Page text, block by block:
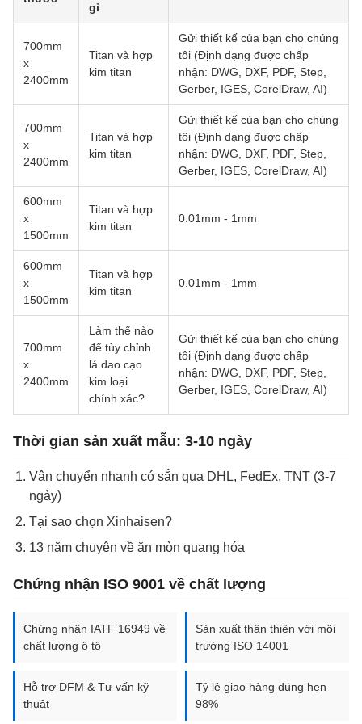
gỉ
700mm
x
2400mm
Titan và hợp
kim titan
Gửi thiết kế của bạn cho chúng
tôi (Định dạng được chấp
nhận: DWG, DXF, PDF, Step,
Gerber, IGES, CorelDraw, AI)
700mm
x
2400mm
Titan và hợp
kim titan
Gửi thiết kế của bạn cho chúng
tôi (Định dạng được chấp
nhận: DWG, DXF, PDF, Step,
Gerber, IGES, CorelDraw, AI)
600mm
x
1500mm
Titan và hợp
kim titan
0.01mm - 1mm
600mm
x
1500mm
Titan và hợp
kim titan
0.01mm - 1mm
700mm
x
2400mm
Làm thế nào
để tùy chỉnh
lá dao cạo
kim loại
chính xác?
Gửi thiết kế của bạn cho chúng
tôi (Định dạng được chấp
nhận: DWG, DXF, PDF, Step,
Gerber, IGES, CorelDraw, AI)
Thời gian sản xuất mẫu: 3-10 ngày
Vận chuyển nhanh có sẵn qua DHL, FedEx, TNT (3-7
ngày)
Tại sao chọn Xinhaisen?
13 năm chuyên về ăn mòn quang hóa
Chứng nhận ISO 9001 về chất lượng
Chứng nhận IATF 16949 về
chất lượng ô tô
Sản xuất thân thiện với môi
trường ISO 14001
Hỗ trợ DFM & Tư vấn kỹ
thuật
Tỷ lệ giao hàng đúng hẹn
98%